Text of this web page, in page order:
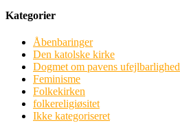
Kategorier
Åbenbaringer
Den katolske kirke
Dogmet om pavens ufejlbarlighed
Feminisme
Folkekirken
folkereligiøsitet
Ikke kategoriseret